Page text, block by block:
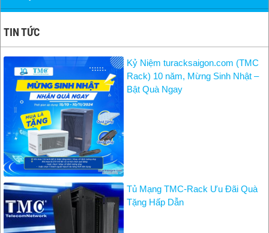
TIN TỨC
Kỷ Niệm turacksaigon.com (TMC
Rack) 10 năm, Mừng Sinh Nhật –
Bật Quà Ngay
Tủ Mạng TMC-Rack Ưu Đãi Quà
Tặng Hấp Dẫn